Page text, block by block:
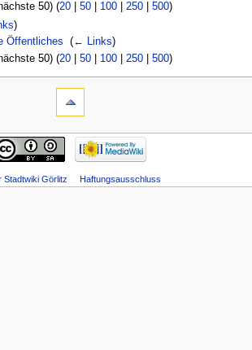
50) (20| 50| 100| 250| 500)
)
Öffentliches
(← Links)
50) (20| 50| 100| 250| 500)
Stadtwiki Görlitz Haftungsausschluss